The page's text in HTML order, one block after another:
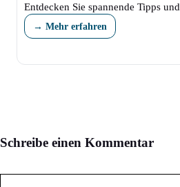
Entdecken Sie spannende Tipps
→ Mehr erfahren
Schreibe einen Kommentar